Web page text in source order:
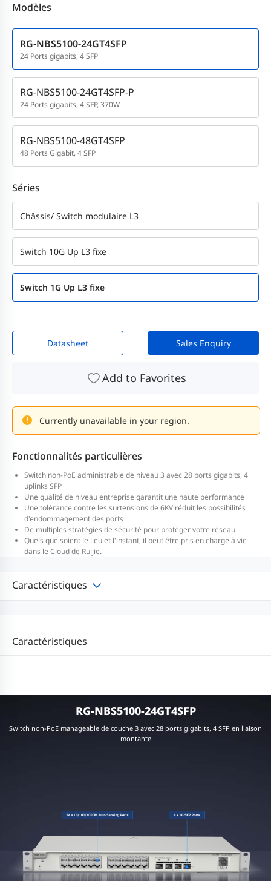
Modèles
RG-NBS5100-24GT4SFP
24 Ports gigabits, 4 SFP
RG-NBS5100-24GT4SFP-P
24 Ports gigabits, 4 SFP, 370W
RG-NBS5100-48GT4SFP
48 Ports Gigabit, 4 SFP
Séries
Châssis/ Switch modulaire L3
Switch 10G Up L3 fixe
Switch 1G Up L3 fixe
Datasheet Sales Enquiry
Add to Favorites
Currently unavailable in your region.
Fonctionnalités particulières
Switch non-PoE administrable de niveau 3 avec 28 ports gigabits, 4
uplinks SFP
Une qualité de niveau entreprise garantit une haute performance
Une tolérance contre les surtensions de 6KV réduit les possibilités
d'endommagement des ports
De multiples stratégies de sécurité pour protéger votre réseau
Quels que soient le lieu et l'instant, il peut être pris en charge à vie
dans le Cloud de Ruijie.
Caractéristiques
Caractéristiques
RG-NBS5100-24GT4SFP
Switch non-PoE manageable de couche 3 avec 28 ports gigabits, 4 SFP en liaison
montante